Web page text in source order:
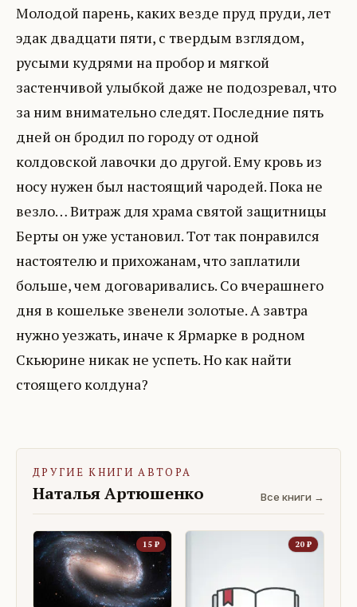
Молодой парень, каких везде пруд пруди, лет
эдак двадцати пяти, с твердым взглядом,
русыми кудрями на пробор и мягкой
застенчивой улыбкой даже не подозревал, что
за ним внимательно следят. Последние пять
дней он бродил по городу от одной
колдовской лавочки до другой. Ему кровь из
носу нужен был настоящий чародей. Пока не
везло… Витраж для храма святой защитницы
Берты он уже установил. Тот так понравился
настоятелю и прихожанам, что заплатили
больше, чем договаривались. Со вчерашнего
дня в кошельке звенели золотые. А завтра
нужно уезжать, иначе к Ярмарке в родном
Скьюрине никак не успеть. Но как найти
стоящего колдуна?
ДРУГИЕ КНИГИ АВТОРА
Наталья Артюшенко Все книги →
15 ₽ 20 ₽